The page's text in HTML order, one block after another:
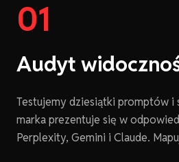
01
Audyt
Testujemy dziesiątki promptów i
marka prezentuje się w
Perplexity, Gemini i Claude.